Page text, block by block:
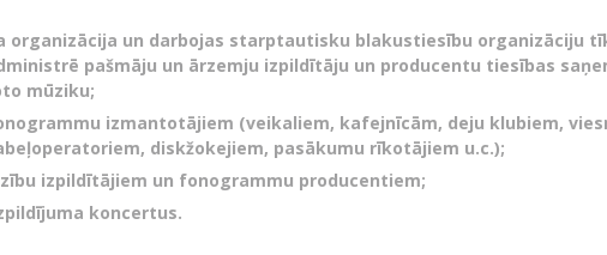
un darbojas starptautisku blakustiesību organizāciju
pašmāju un ārzemju izpildītāju un producentu tiesības
mūziku;
izmantotājiem (veikaliem, kafejnīcām, deju klubiem,
diskžokejiem, pasākumu rīkotājiem u.c.);
izpildītājiem un fonogrammu producentiem;
koncertus.